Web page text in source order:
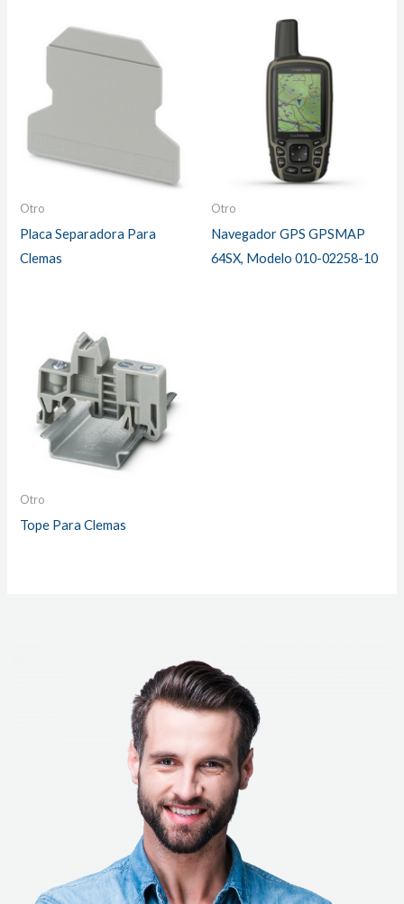
Otro
Placa Separadora Para
Clemas
Otro
Navegador GPS GPSMAP
64SX, Modelo 010-02258-10
Otro
Tope Para Clemas